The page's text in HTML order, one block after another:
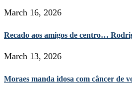
March 16, 2026
Recado aos amigos de centro…
March 13, 2026
Moraes manda idosa com câncer de